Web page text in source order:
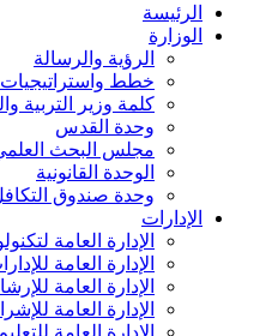
الرئيسة
الوزارة
الرؤية والرسالة
خطط واستراتيجيات
كلمة وزير التربية
وحدة القدس
مجلس البحث العلمي
الوحدة القانونية
وحدة صندوق
الإدارات
الإدارة العامة
الإدارة العامة
الإدارة العامة
الإدارة العامة
الإدارة العامة للتعليم